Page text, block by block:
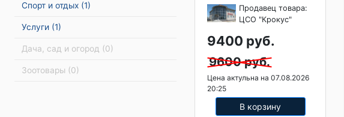
Спорт и отдых (1)
Услуги (1)
Дача, сад и огород (0)
Зоотовары (0)
Продавец товара:
ЦСО "Крокус"
9400 руб.
9600 руб.
Цена актульна на 07.08.2026
20:25
В корзину